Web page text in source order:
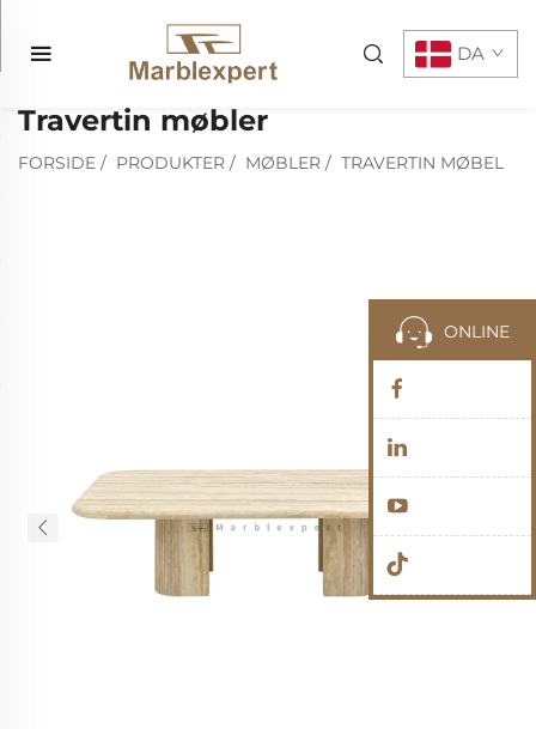
DA
Travertin møbler
FORSIDE / PRODUKTER / MØBLER / TRAVERTIN MØBEL
ONLINE